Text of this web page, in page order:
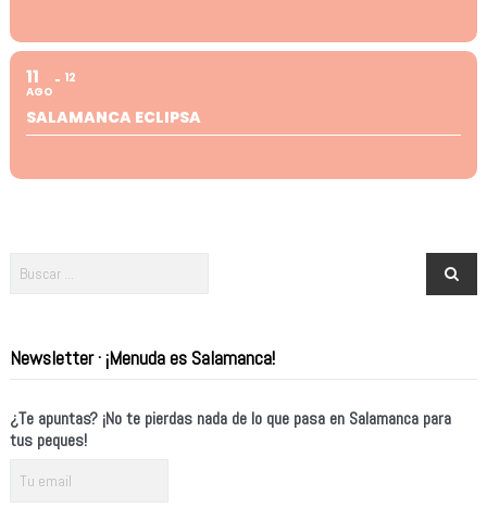
11
AGO
12
SALAMANCA ECLIPSA
Newsletter · ¡Menuda es Salamanca!
¿Te apuntas? ¡No te pierdas nada de lo que pasa en Salamanca para
tus peques!